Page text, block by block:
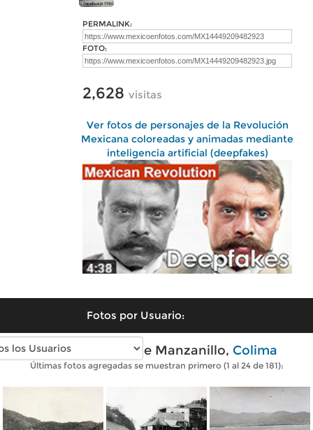
PERMALINK:
FOTO:
2,628 visitas
Ver fotos de personajes de la Revolución
Mexicana coloreadas y animadas mediante
inteligencia artificial (deepfakes)
Fotos por Usuario:
Fotos antiguas de Manzanillo, Colima
Últimas fotos agregadas se muestran primero (1 al 24 de 181):